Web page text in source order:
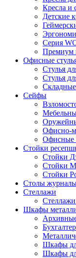
Кресла и
Детские
Серия
Премиум
Офисные
Стулья
Стулья
Складные
Сейфы
Офисно-
Офисные
Стойки
Стойки
Стойки
Стойки
Столы
Стеллажи
Шкафы
Шкафы
Шкафы